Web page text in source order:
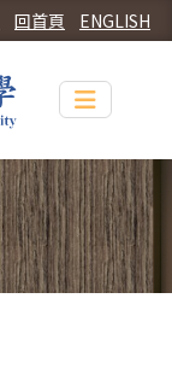
ENGLISH
回首頁
Toggle